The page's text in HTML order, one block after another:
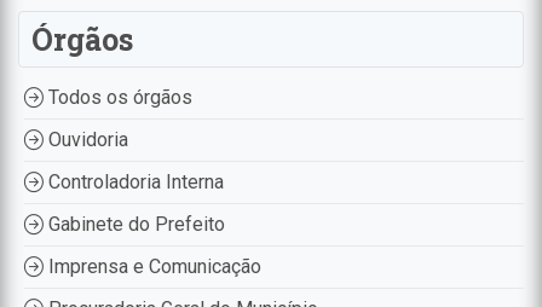
Órgãos
Todos os órgãos
Ouvidoria
Controladoria Interna
Gabinete do Prefeito
Imprensa e Comunicação